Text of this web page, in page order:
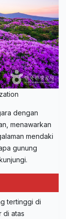
dengan
menawarkan
mendaki
gunung
tertinggi di
di atas